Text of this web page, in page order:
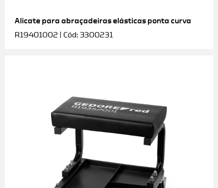
Alicate para abraçadeiras elásticas ponta curva
R19401002 | Cód: 3300231